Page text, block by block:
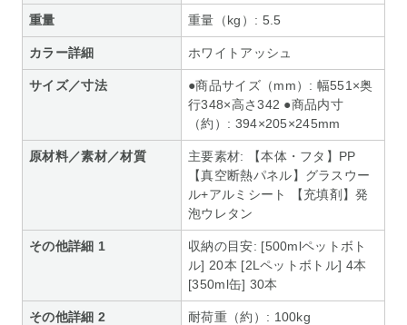
重量 重量（kg）: 5.5
カラー詳細 ホワイトアッシュ
サイズ／寸法
●商品サイズ（mm）: 幅551×奥
行348×高さ342 ●商品内寸
（約）: 394×205×245mm
原材料／素材／材質
主要素材: 【本体・フタ】PP
【真空断熱パネル】グラスウー
ル+アルミシート 【充填剤】発
泡ウレタン
その他詳細 1
収納の目安: [500mlペットボト
ル] 20本 [2Lペットボトル] 4本
[350ml缶] 30本
その他詳細 2 耐荷重（約）: 100kg